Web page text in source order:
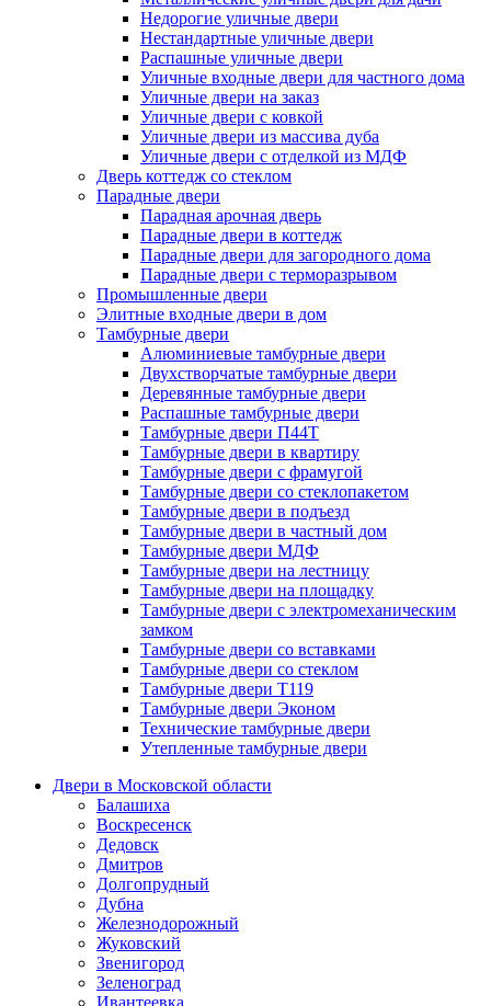
Недорогие уличные двери
Нестандартные уличные двери
Распашные уличные двери
Уличные входные двери для частного дома
Уличные двери на заказ
Уличные двери с ковкой
Уличные двери из массива дуба
Уличные двери с отделкой из МДФ
Дверь коттедж со стеклом
Парадные двери
Парадная арочная дверь
Парадные двери в коттедж
Парадные двери для загородного дома
Парадные двери с терморазрывом
Промышленные двери
Элитные входные двери в дом
Тамбурные двери
Алюминиевые тамбурные двери
Двухстворчатые тамбурные двери
Деревянные тамбурные двери
Распашные тамбурные двери
Тамбурные двери П44Т
Тамбурные двери в квартиру
Тамбурные двери с фрамугой
Тамбурные двери со стеклопакетом
Тамбурные двери в подъезд
Тамбурные двери в частный дом
Тамбурные двери МДФ
Тамбурные двери на лестницу
Тамбурные двери на площадку
Тамбурные двери с электромеханическим
замком
Тамбурные двери со вставками
Тамбурные двери со стеклом
Тамбурные двери Т119
Тамбурные двери Эконом
Технические тамбурные двери
Утепленные тамбурные двери
Двери в Московской области
Балашиха
Воскресенск
Дедовск
Дмитров
Долгопрудный
Дубна
Железнодорожный
Жуковский
Звенигород
Зеленоград
Ивантеевка